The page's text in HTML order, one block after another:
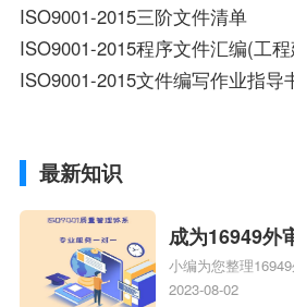
ISO9001-2015三阶文件清单
ISO9001-2015程序文件汇编(工
ISO9001-2015文件编写作业指导
最新知识
成为16949外
16949
小编为您整理
能成为注册的
2023-08-02